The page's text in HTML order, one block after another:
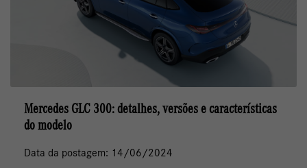
Mercedes GLC 300: detalhes, versões e características
do modelo
Data da postagem: 14/06/2024